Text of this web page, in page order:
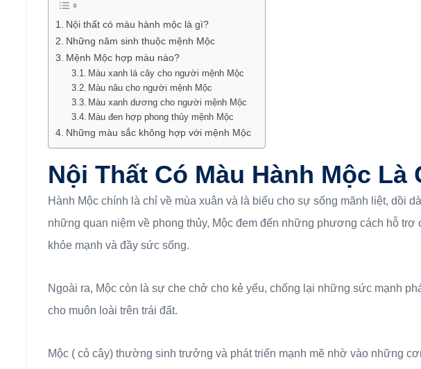
Nội thất có màu hành mộc là gì?
Những năm sinh thuộc mệnh Mộc
Mệnh Mộc hợp màu nào?
Màu xanh lá cây cho người mệnh Mộc
Màu nâu cho người mệnh Mộc
Màu xanh dương cho người mệnh Mộc
Màu đen hợp phong thủy mệnh Mộc
Những màu sắc không hợp với mệnh Mộc
Nội Thất Có Màu Hành Mộc Là
Hành Mộc chính là chỉ về mùa xuân và là biểu cho sự sống mãnh liệt, dồi
những quan niệm về phong thủy, Mộc đem đến những phương cách hỗ
khỏe mạnh và đầy sức sống.
Ngoài ra, Mộc còn là sự che chở cho kẻ yếu, chống lại những sức mạnh
cho muôn loài trên trái đất.
Mộc ( cỏ cây) thường sinh trưởng và phát triển mạnh mẽ nhờ vào những